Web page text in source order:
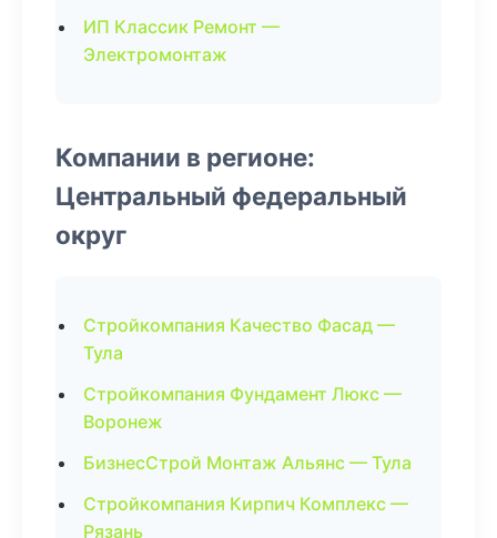
ИП Классик Ремонт —
Электромонтаж
Компании в регионе:
Центральный федеральный
округ
Стройкомпания Качество Фасад —
Тула
Стройкомпания Фундамент Люкс —
Воронеж
БизнесСтрой Монтаж Альянс — Тула
Стройкомпания Кирпич Комплекс —
Рязань